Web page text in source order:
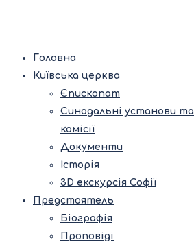
Головна
Київська церква
Єпископат
Синодальні установи та
комісії
Документи
Історія
3D екскурсія Софії
Предстоятель
Біографія
Проповіді